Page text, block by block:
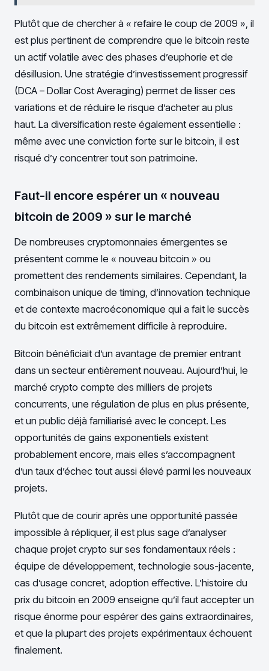
Plutôt que de chercher à « refaire le coup de 2009 », il
est plus pertinent de comprendre que le bitcoin reste
un actif volatile avec des phases d’euphorie et de
désillusion. Une stratégie d’investissement progressif
(DCA – Dollar Cost Averaging) permet de lisser ces
variations et de réduire le risque d’acheter au plus
haut. La diversification reste également essentielle :
même avec une conviction forte sur le bitcoin, il est
risqué d’y concentrer tout son patrimoine.
Faut-il encore espérer un « nouveau
bitcoin de 2009 » sur le marché
De nombreuses cryptomonnaies émergentes se
présentent comme le « nouveau bitcoin » ou
promettent des rendements similaires. Cependant, la
combinaison unique de timing, d’innovation technique
et de contexte macroéconomique qui a fait le succès
du bitcoin est extrêmement difficile à reproduire.
Bitcoin bénéficiait d’un avantage de premier entrant
dans un secteur entièrement nouveau. Aujourd’hui, le
marché crypto compte des milliers de projets
concurrents, une régulation de plus en plus présente,
et un public déjà familiarisé avec le concept. Les
opportunités de gains exponentiels existent
probablement encore, mais elles s’accompagnent
d’un taux d’échec tout aussi élevé parmi les nouveaux
projets.
Plutôt que de courir après une opportunité passée
impossible à répliquer, il est plus sage d’analyser
chaque projet crypto sur ses fondamentaux réels :
équipe de développement, technologie sous-jacente,
cas d’usage concret, adoption effective. L’histoire du
prix du bitcoin en 2009 enseigne qu’il faut accepter un
risque énorme pour espérer des gains extraordinaires,
et que la plupart des projets expérimentaux échouent
finalement.